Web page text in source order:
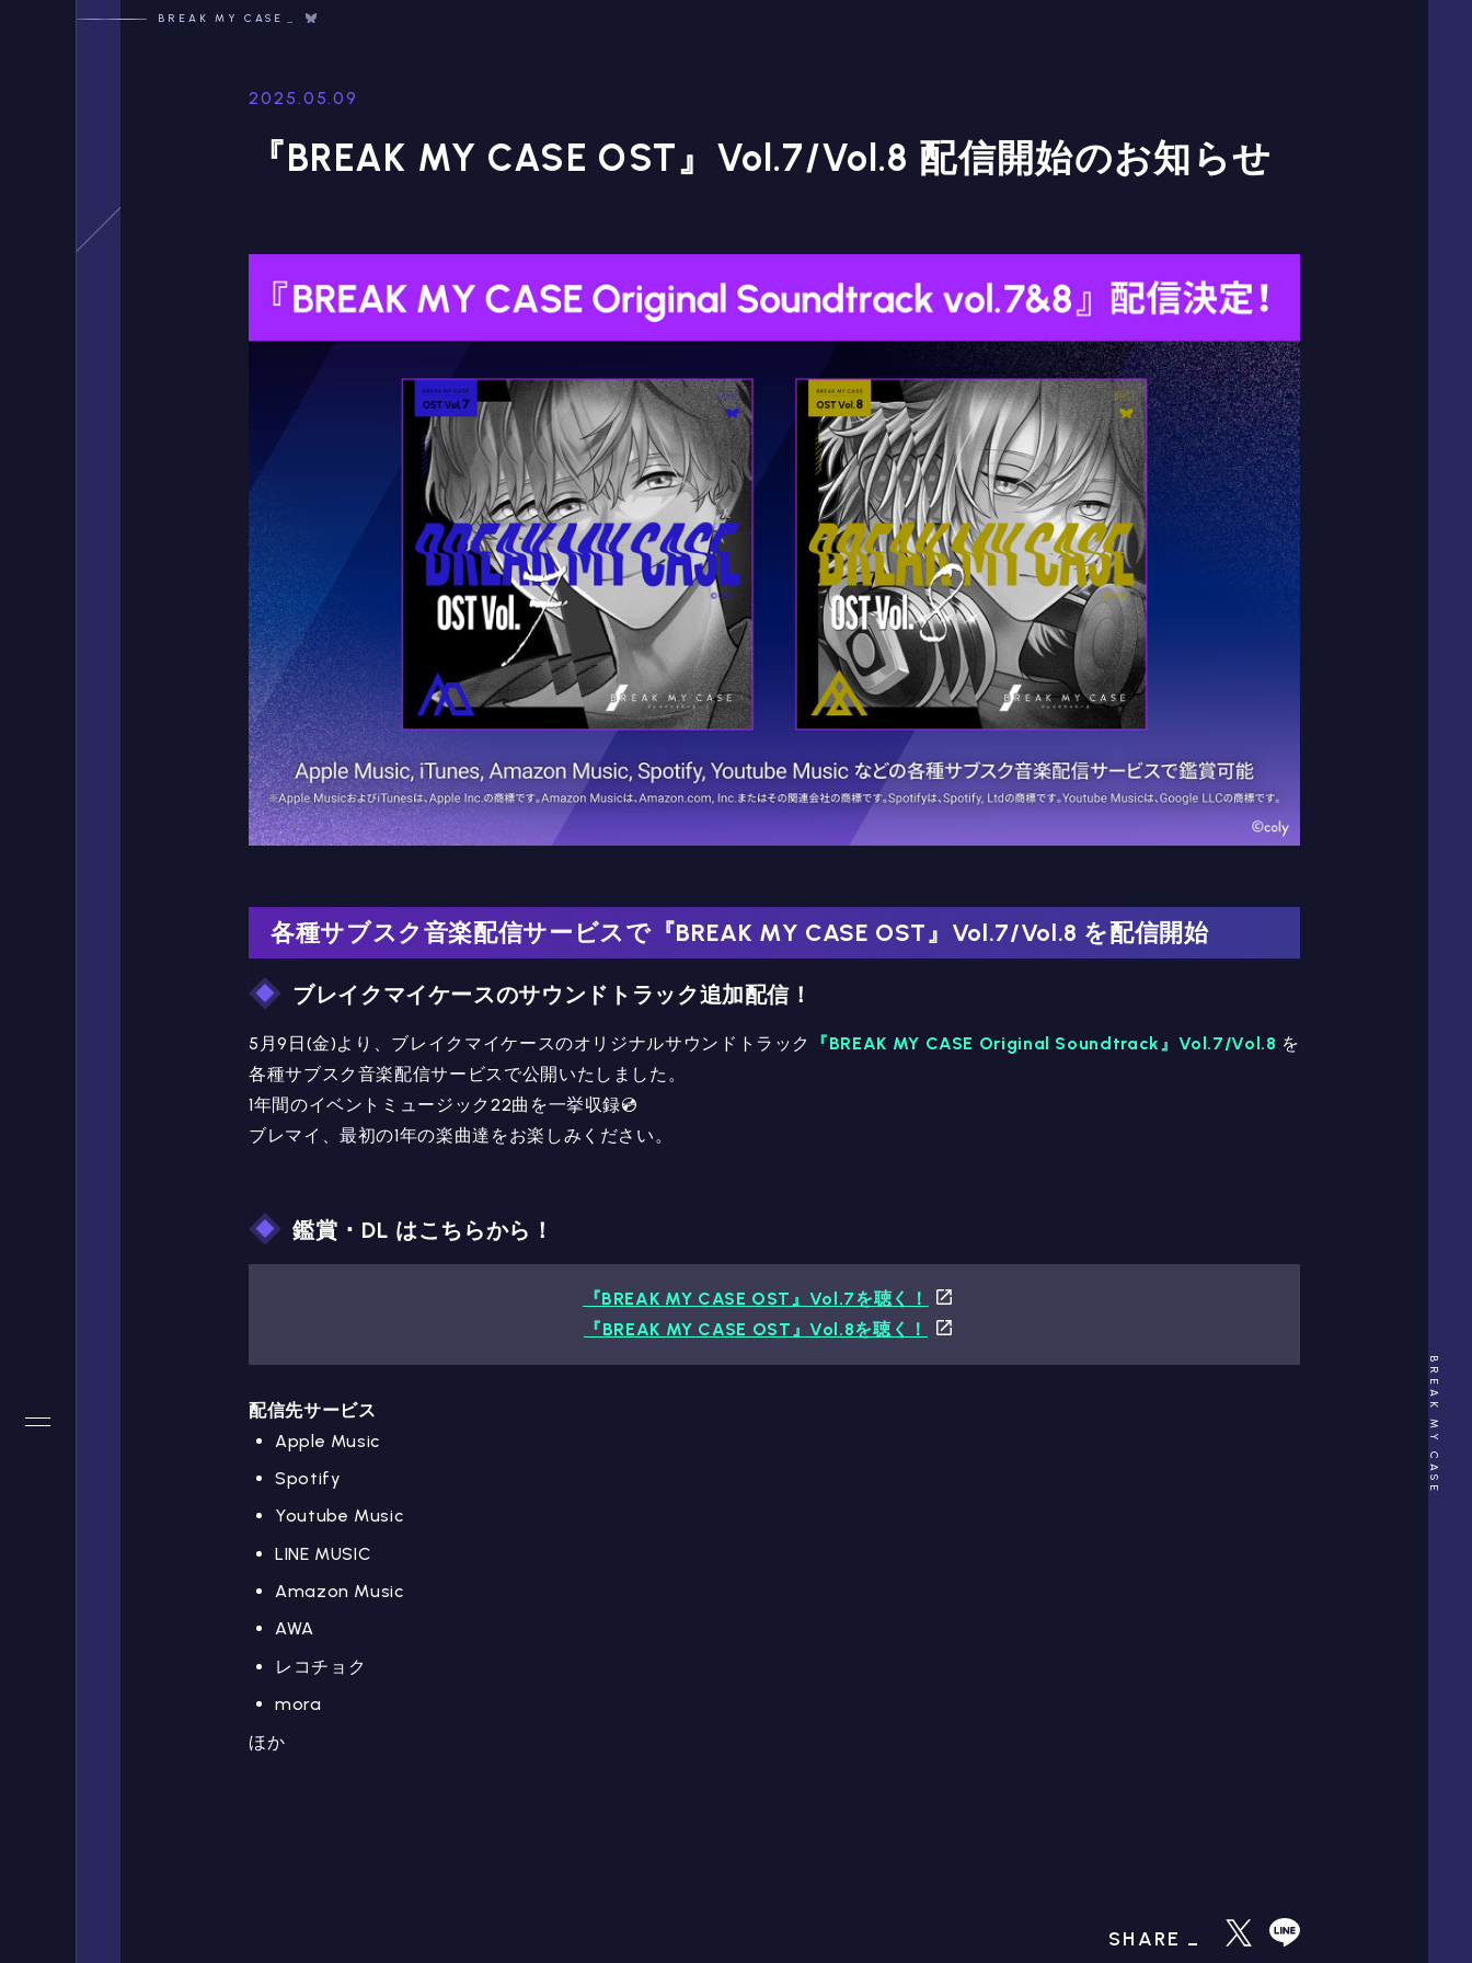
BREAK MY CASE
BREAK MY CASE
2025.05.09
『BREAK MY CASE OST』Vol.7/Vol.8 配信開始のお知らせ
各種サブスク音楽配信サービスで『BREAK MY CASE OST』Vol.7/Vol.8 を配信開始
ブレイクマイケースのサウンドトラック追加配信！
5月9日(金)より、ブレイクマイケースのオリジナルサウンドトラック 『BREAK MY CASE Original Soundtrack』Vol.7/Vol.8 を
各種サブスク音楽配信サービスで公開いたしました。
1年間のイベントミュージック22曲を一挙収録💿
ブレマイ、最初の1年の楽曲達をお楽しみください。
鑑賞 ･ DL はこちらから！
『BREAK MY CASE OST』Vol.7を聴く！
『BREAK MY CASE OST』Vol.8を聴く！
配信先サービス
Apple Music
Spotify
Youtube Music
LINE MUSIC
Amazon Music
AWA
レコチョク
mora
ほか
SHARE